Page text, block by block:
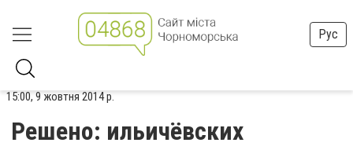
Рус
15:00, 9 жовтня 2014 р.
Решено: ильичёвских